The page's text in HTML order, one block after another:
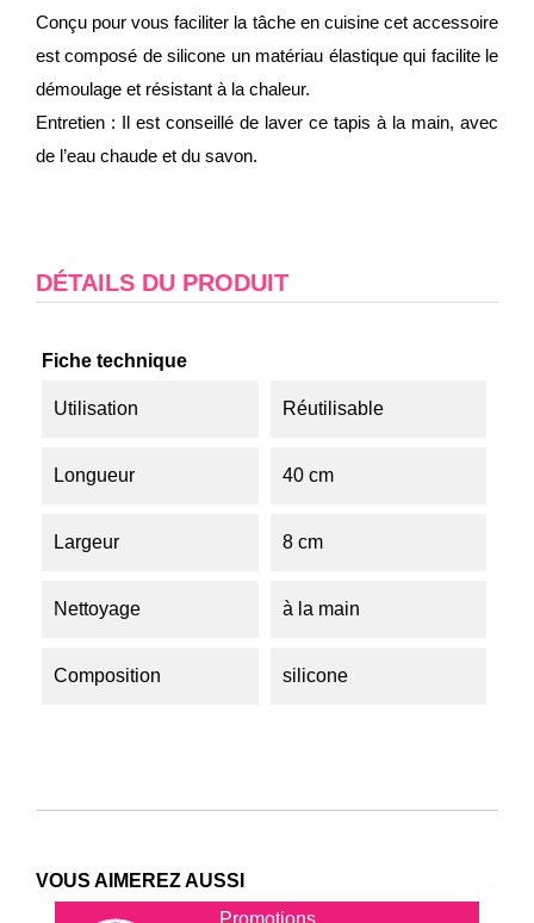
Conçu pour vous faciliter la tâche en cuisine cet accessoire
est composé de silicone un matériau élastique qui facilite le
démoulage et résistant à la chaleur.
Entretien : Il est conseillé de laver ce tapis à la main, avec
de l’eau chaude et du savon.
DÉTAILS DU PRODUIT
Fiche technique
Utilisation Réutilisable
Longueur 40 cm
Largeur 8 cm
Nettoyage à la main
Composition silicone
VOUS AIMEREZ AUSSI
Promotions